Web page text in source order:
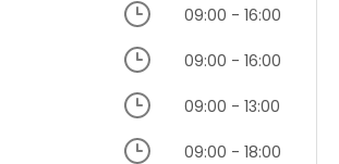
09:00 - 16:00
09:00 - 16:00
09:00 - 13:00
09:00 - 18:00